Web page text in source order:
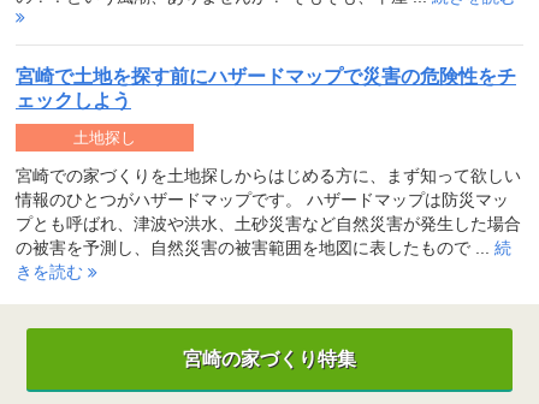
宮崎で土地を探す前にハザードマップで災害の危険性をチ
ェックしよう
宮崎での家づくりを土地探しからはじめる方に、まず知って欲しい
情報のひとつがハザードマップです。 ハザードマップは防災マッ
プとも呼ばれ、津波や洪水、土砂災害など自然災害が発生した場合
の被害を予測し、自然災害の被害範囲を地図に表したもので ... 続
きを読む
土地探し
宮崎の家づくり特集